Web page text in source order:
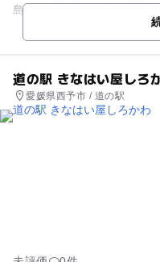
島の特産品が勢揃い！！フ
めし」を味わうことができ
道の駅 きなはい屋しろ
愛媛県西予市 / 道の駅